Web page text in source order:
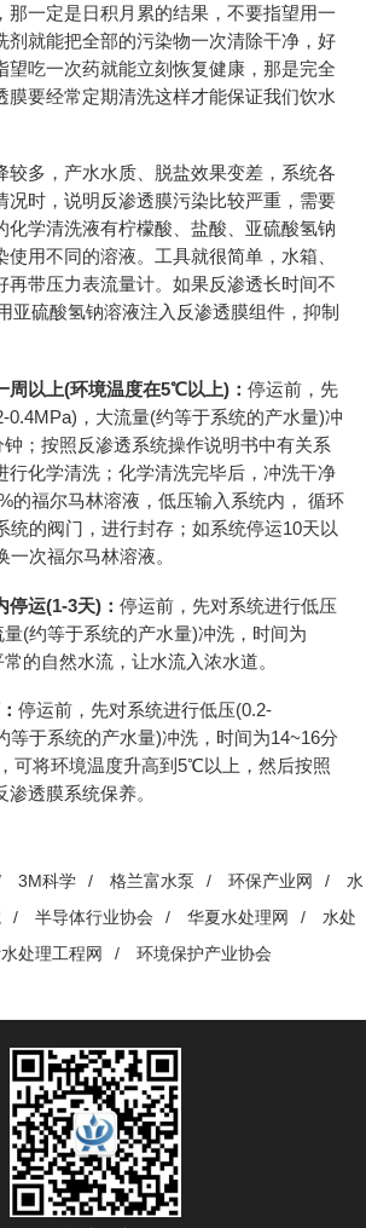
那一定是日积月累的结果，不要指望用一
剂就能把全部的污染物一次清除干净，好
望吃一次药就能立刻恢复健康，那是完全
膜要经常定期清洗这样才能保证我们饮水
较多，产水水质、脱盐效果变差，系统各
况时，说明反渗透膜污染比较严重，需要
化学清洗液有柠檬酸、盐酸、亚硫酸氢钠
用不同的溶液。工具就很简单，水箱、
再带压力表流量计。如果反渗透长时间不
亚硫酸氢钠溶液注入反渗透膜组件，抑制
周以上(环境温度在5℃以上)： 停运前，先
0.4MPa)，大流量(约等于系统的产水量)冲
；按照反渗透系统操作说明书中有关系
行化学清洗；化学清洗完毕后，冲洗干净
的福尔马林溶液，低压输入系统内， 循环
统的阀门，进行封存；如系统停运10天以
一次福尔马林溶液。
停运(1-3天)： 停运前，先对系统进行低压
(约等于系统的产水量)冲洗，时间为
的自然水流，让水流入浓水道。
停运前，先对系统进行低压(0.2-
等于系统的产水量)冲洗，时间为14~16分
可将环境温度升高到5℃以上，然后按照
渗透膜系统保养。
3M科学 / 格兰富水泵 / 环保产业网 /
水
/ 半导体行业协会 / 华夏水处理网 /
水处
处理工程网 / 环境保护产业协会